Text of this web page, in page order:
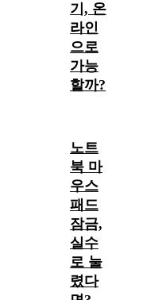
기, 온
라인
으로
가능
할까?
노트
북 마
우스
패드
잠금,
실수
로 눌
렸다